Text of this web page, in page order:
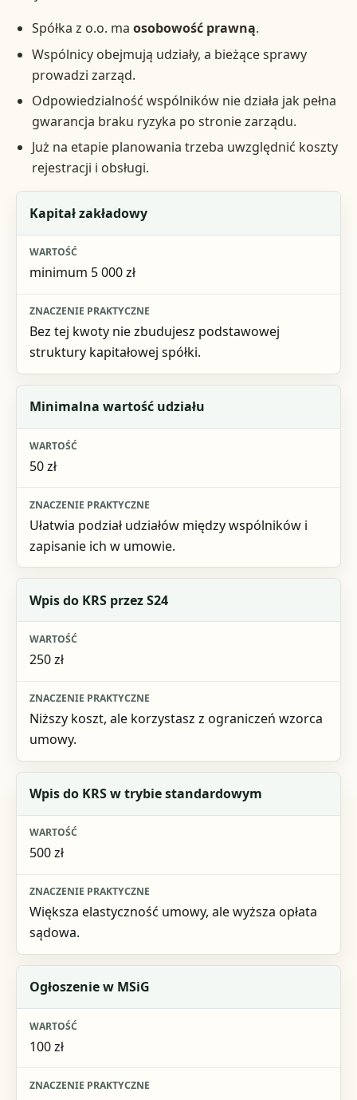
Spółka z o.o. ma osobowość prawną.
Wspólnicy obejmują udziały, a bieżące sprawy
prowadzi zarząd.
Odpowiedzialność wspólników nie działa jak pełna
gwarancja braku ryzyka po stronie zarządu.
Już na etapie planowania trzeba uwzględnić koszty
rejestracji i obsługi.
Element
Wartość
Kapitał zakładowy
minimum 5 000 zł
Bez tej kwoty nie zbudujesz podstawowej
struktury kapitałowej spółki.
Minimalna wartość udziału
50 zł
Ułatwia podział udziałów między wspólników i
zapisanie ich w umowie.
Wpis do KRS przez S24
250 zł
Niższy koszt, ale korzystasz z ograniczeń wzorca
umowy.
Wpis do KRS w trybie standardowym
500 zł
Większa elastyczność umowy, ale wyższa opłata
sądowa.
Ogłoszenie w MSiG
100 zł